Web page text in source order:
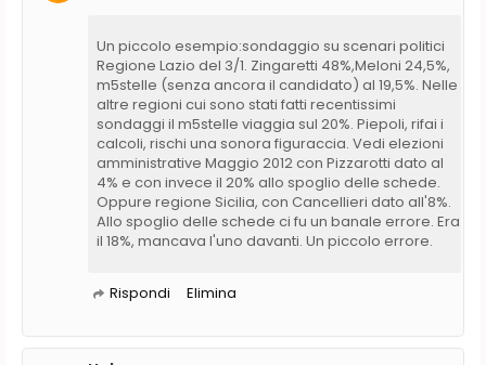
Un piccolo esempio:sondaggio su scenari politici
Regione Lazio del 3/1. Zingaretti 48%,Meloni 24,5%,
m5stelle (senza ancora il candidato) al 19,5%. Nelle
altre regioni cui sono stati fatti recentissimi
sondaggi il m5stelle viaggia sul 20%. Piepoli, rifai i
calcoli, rischi una sonora figuraccia. Vedi elezioni
amministrative Maggio 2012 con Pizzarotti dato al
4% e con invece il 20% allo spoglio delle schede.
Oppure regione Sicilia, con Cancellieri dato all'8%.
Allo spoglio delle schede ci fu un banale errore. Era
il 18%, mancava l'uno davanti. Un piccolo errore.
Rispondi Elimina